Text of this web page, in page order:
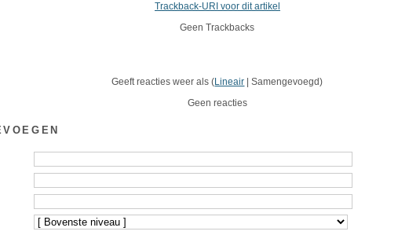
Trackback-URI voor dit artikel
Geen Trackbacks
Geeft reacties weer als (Lineair | Samengevoegd)
Geen reacties